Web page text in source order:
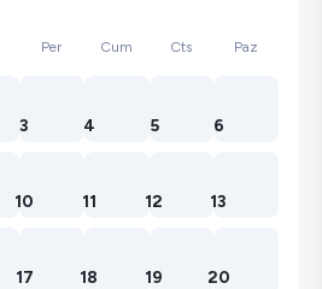
Per Cum Cts Paz
3 4 5 6
10 11 12 13
17 18 19 20